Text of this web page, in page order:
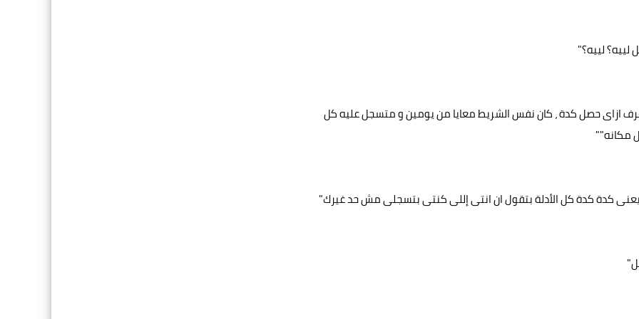
لييه؟"
ازاى حصل كدة ، كان نفس الشريط معايا من يومين و متسجل عليه كل
مكانه""
كدة كدة كل الأدلة بتقول ان انتى إللى كنتى بتسجلى مش حد غيرك"